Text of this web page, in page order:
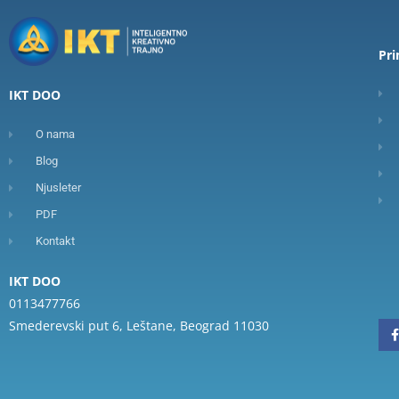
IKT DOO
O nama
Blog
Njusleter
PDF
Kontakt
IKT DOO
0113477766
Smederevski put 6, Leštane, Beograd 11030
c
e